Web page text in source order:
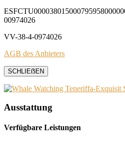
00974026
VV-38-4-0974026
AGB des Anbieters
SCHLIEẞEN
Ausstattung
Verfügbare Leistungen